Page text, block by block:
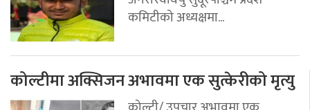
कमिटीको अध्यक्षमा...
कोल्टीमा अक्सिजन अभावमा एक सुत्केरीको मृत्यु